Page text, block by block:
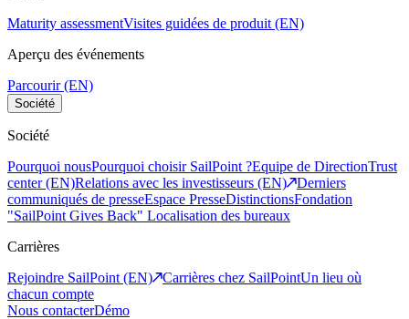
Maturity assessmentVisites guidées de produit (EN)
Aperçu des événements
Parcourir (EN)
Société
Société
Pourquoi nousPourquoi choisir SailPoint ?Equipe de DirectionTrust
center (EN)Relations avec les investisseurs (EN)
Derniers
communiqués de presseEspace PresseDistinctionsFondation
"SailPoint Gives Back" Localisation des bureaux
Carrières
Rejoindre SailPoint (EN)
Carrières chez SailPointUn lieu où
chacun compte
Nous contacterDémo